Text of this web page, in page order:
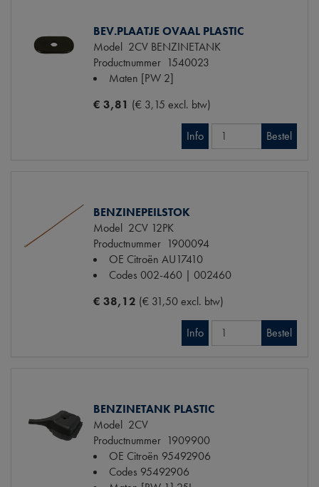
BEV.PLAATJE OVAAL PLASTIC
Model 2CV BENZINETANK
Productnummer 1540023
Maten [PW 2]
€ 3,81 (€ 3,15 excl. btw)
Info Bestel
BENZINEPEILSTOK
Model 2CV 12PK
Productnummer 1900094
OE Citroën AU17410
Codes 002-460 | 002460
€ 38,12 (€ 31,50 excl. btw)
Info Bestel
BENZINETANK PLASTIC
Model 2CV
Productnummer 1909900
OE Citroën 95492906
Codes 95492906